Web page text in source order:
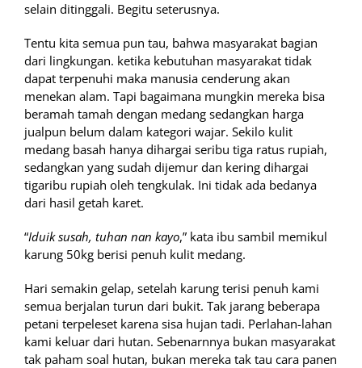
selain ditinggali. Begitu seterusnya.
Tentu kita semua pun tau, bahwa masyarakat bagian
dari lingkungan. ketika kebutuhan masyarakat tidak
dapat terpenuhi maka manusia cenderung akan
menekan alam. Tapi bagaimana mungkin mereka bisa
beramah tamah dengan medang sedangkan harga
jualpun belum dalam kategori wajar. Sekilo kulit
medang basah hanya dihargai seribu tiga ratus rupiah,
sedangkan yang sudah dijemur dan kering dihargai
tigaribu rupiah oleh tengkulak. Ini tidak ada bedanya
dari hasil getah karet.
“Iduik susah, tuhan nan kayo,” kata ibu sambil memikul
karung 50kg berisi penuh kulit medang.
Hari semakin gelap, setelah karung terisi penuh kami
semua berjalan turun dari bukit. Tak jarang beberapa
petani terpeleset karena sisa hujan tadi. Perlahan-lahan
kami keluar dari hutan. Sebenarnnya bukan masyarakat
tak paham soal hutan, bukan mereka tak tau cara panen